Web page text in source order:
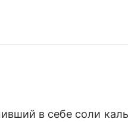
в себе соли